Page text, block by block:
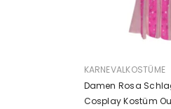
ANBIETER:
KARNEVALKOSTÜME
Damen Rosa
Cosplay Kostüm